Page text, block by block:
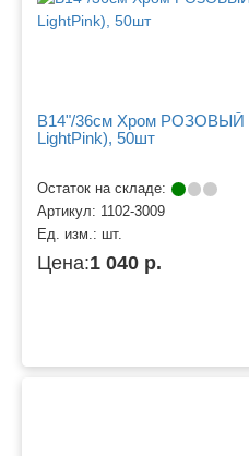
B14"/36см Хром
LightPink), 50шт
Остаток на складе:
Артикул: 1102-3009
Ед. изм.: шт.
Цена:1 040 р.